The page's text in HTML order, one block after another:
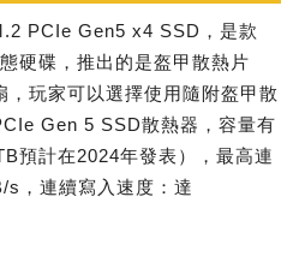
PCIe Gen5 x4 SSD，是款
硬碟，推出的是盔甲散熱片
，玩家可以選擇使用隨附盔甲散
Gen 5 SSD散熱器，容量有
預計在2024年發表），最高連
s，連續寫入速度：達